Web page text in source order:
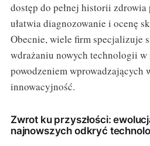
dostęp do pełnej historii zdrowia
ułatwia diagnozowanie i ocenę
Obecnie, wiele firm specjalizuje
wdrażaniu nowych technologii w
powodzeniem wprowadzających
innowacyjność.
Zwrot ku przyszłości:
najnowszych odkryć